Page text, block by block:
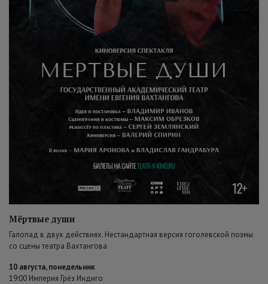
Мёртвые души
Галопад в двух действиях. Нестандартная версия гоголевской поэмы
со сцены театра Вахтангова
10 августа, понедельник
19:00 Империя Грёз Индиго